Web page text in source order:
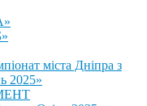
міста Дніпра з
2025»